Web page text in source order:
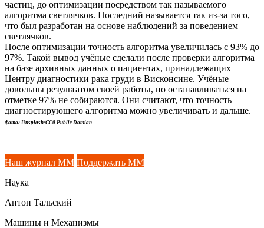
частиц, до оптимизации посредством так называемого
алгоритма светлячков. Последний называется так из-за того,
что был разработан на основе наблюдений за поведением
светлячков.
После оптимизации точность алгоритма увеличилась с 93% до
97%. Такой вывод учёные сделали после проверки алгоритма
на базе архивных данных о пациентах, принадлежащих
Центру диагностики рака груди в Висконсине. Учёные
довольны результатом своей работы, но останавливаться на
отметке 97% не собираются. Они считают, что точность
диагностирующего алгоритма можно увеличивать и дальше.
фото: Unsplash/CC0 Public Domian
Наш журнал ММ Поддержать ММ
Наука
Антон Тальский
Машины и Механизмы